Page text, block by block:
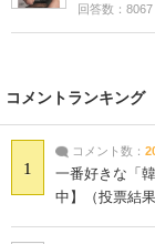
回答数：8067
コメントランキング
1
コメント数：
一番好きな「
中】（投票結